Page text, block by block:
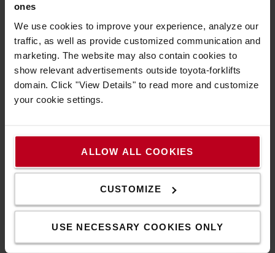
ones
We use cookies to improve your experience, analyze our
traffic, as well as provide customized communication and
marketing. The website may also contain cookies to
show relevant advertisements outside toyota-forklifts
domain. Click "View Details" to read more and customize
your cookie settings.
ALLOW ALL COOKIES
CUSTOMIZE
USE NECESSARY COOKIES ONLY
Ύψος (mm) 500 600 1000
3000 1600 1420 990
4000
1510 1160
7000 750 660 460
* Η ονομαστική ικανότητα είναι το μέγιστο βάρος που
μπορεί να σηκώσει ένα ανυψωτικό σε ορισμένο ύψος